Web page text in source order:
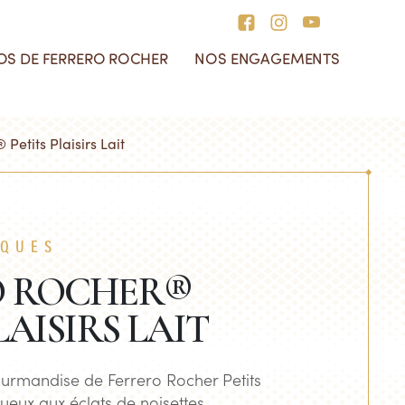
DE FERRERO ROCHER NOS ENGAGEMENTS
Petits Plaisirs Lait
ROCHER®
LAIT
de Ferrero Rocher Petits